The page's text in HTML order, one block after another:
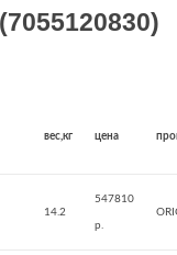
вес,кг цена
14.2
547810
р.